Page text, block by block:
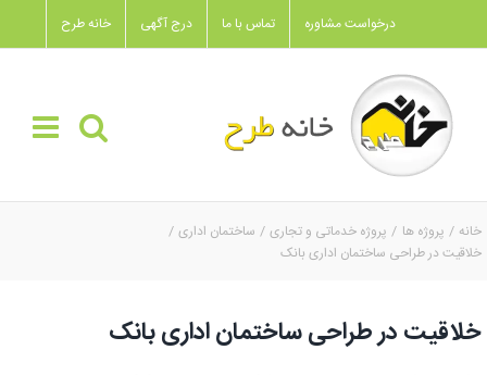
to
content
خانه طرح درج آگهی تماس با ما درخواست مشاوره
خانه پروژه ها پروژه خدماتی و تجاری
ساختمان اداری
خلاقیت در طراحی ساختمان اداری بانک
خلاقیت در طراحی ساختمان اداری بانک